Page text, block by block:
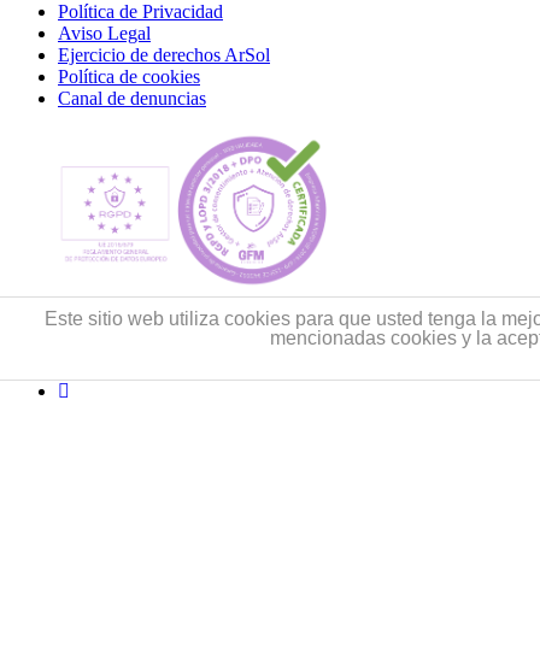
Política de Privacidad
Aviso Legal
Ejercicio de derechos ArSol
Política de cookies
Canal de denuncias
Este sitio web utiliza cookies para que usted tenga la
mencionadas cookies y la